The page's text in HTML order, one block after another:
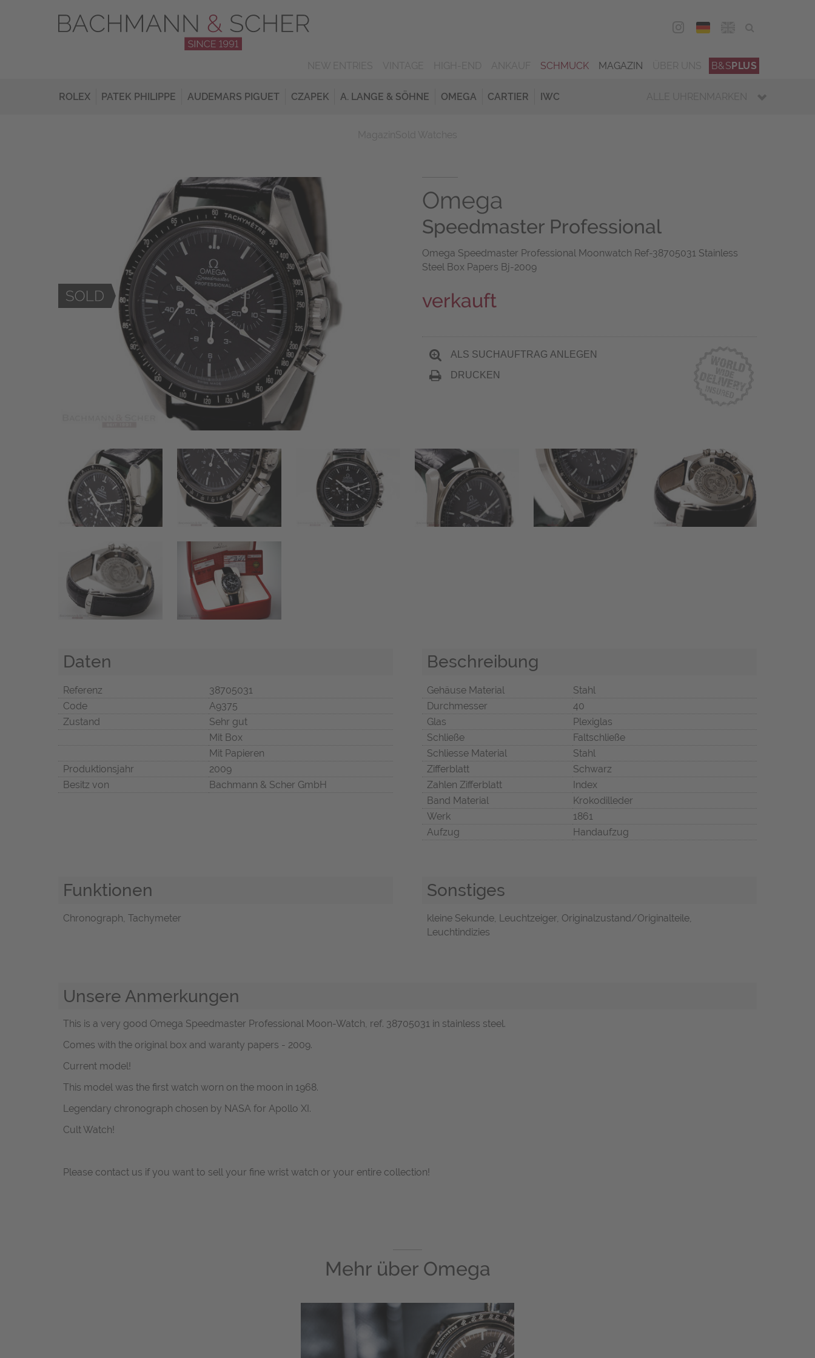
DEU
SCHMUCK MAGAZIN B&SPLUS
ROLEX PATEK PHILIPPE AUDEMARS PIGUET CZAPEK A. LANGE & SÖHNE OMEGA CARTIER IWC ALLE UHRENMARKEN
Omega
Speedmaster Professional
Omega Speedmaster Professional Moonwatch Ref-38705031 Stainless
Steel Box Papers Bj-2009
verkauft
ALS SUCHAUFTRAG ANLEGEN
DRUCKEN
Daten
Referenz
38705031
Code
A9375
Zustand
Sehr gut
Mit Box
Mit Papieren
Produktionsjahr
2009
Besitz von
Bachmann & Scher GmbH
Beschreibung
Gehäuse Material
Stahl
Durchmesser
40
Glas
Plexiglas
Schließe
Faltschließe
Schliesse Material
Stahl
Zifferblatt
Schwarz
Zahlen Zifferblatt
Index
Band Material
Krokodilleder
Werk
1861
Aufzug
Handaufzug
Funktionen
Chronograph, Tachymeter
Sonstiges
kleine Sekunde, Leuchtzeiger, Originalzustand/Originalteile,
Leuchtindizies
Unsere Anmerkungen
This is a very good Omega Speedmaster Professional Moon-Watch, ref. 38705031 in stainless steel.
Comes with the original box and waranty papers - 2009.
Current model!
This model was the first watch worn on the moon in 1968.
Legendary chronograph chosen by NASA for Apollo XI.
Cult Watch!
Please contact us if you want to sell your fine wrist watch or your entire collection!
Mehr über Omega